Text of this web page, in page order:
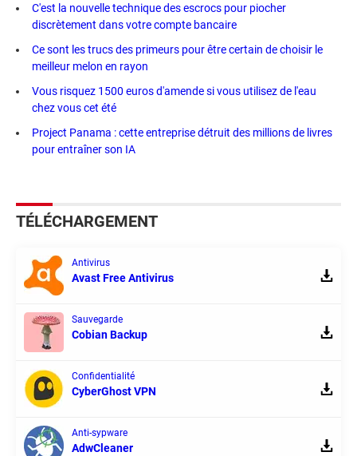
C'est la nouvelle technique des escrocs pour piocher
discrètement dans votre compte bancaire
Ce sont les trucs des primeurs pour être certain de choisir le
meilleur melon en rayon
Vous risquez 1500 euros d'amende si vous utilisez de l'eau
chez vous cet été
Project Panama : cette entreprise détruit des millions de livres
pour entraîner son IA
TÉLÉCHARGEMENT
Antivirus
Avast Free Antivirus
Sauvegarde
Cobian Backup
Confidentialité
CyberGhost VPN
Anti-sypware
AdwCleaner